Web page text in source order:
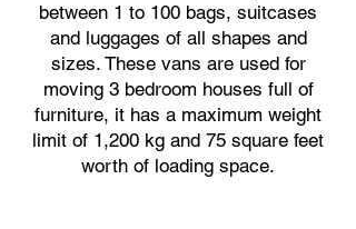
between 1 to 100 bags, suitcases
and luggages of all shapes and
sizes. These vans are used for
moving 3 bedroom houses full of
furniture, it has a maximum weight
limit of 1,200 kg and 75 square feet
worth of loading space.